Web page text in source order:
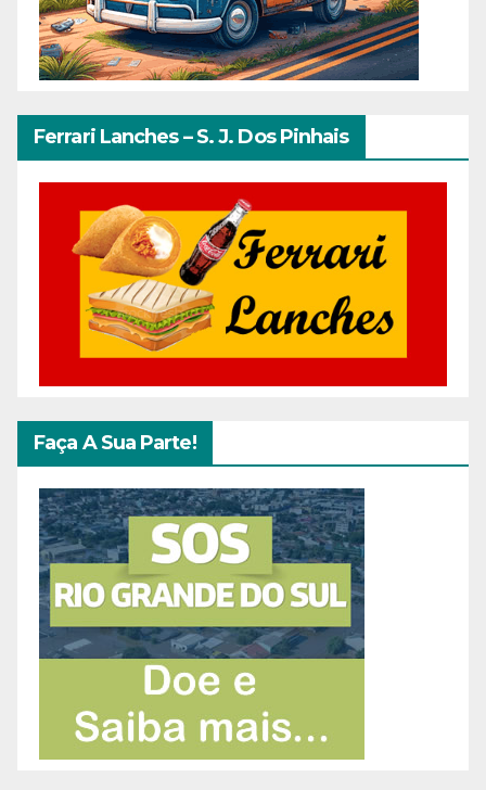
Ferrari Lanches – S. J. Dos Pinhais
Faça A Sua Parte!